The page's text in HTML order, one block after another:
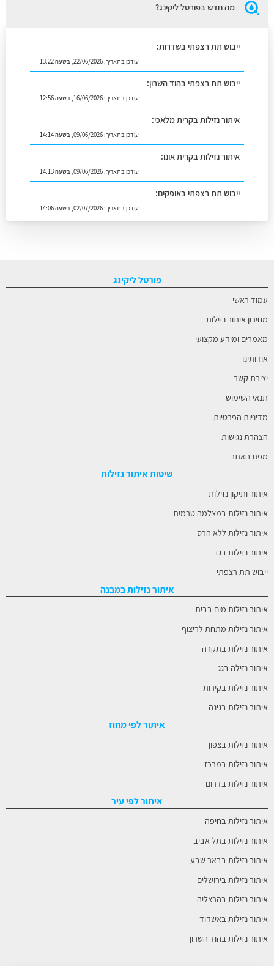
מה חדש בפורטל ליקינג?
ייבוש תת רצפתי בשדרות:
עודכן בתאריך:22/06/2026, בשעה 13:22
ייבוש תת רצפתי בהוד השרון:
עודכן בתאריך:16/06/2026, בשעה 12:56
איתור נזילות בקרית מלאכי:
עודכן בתאריך:09/06/2026, בשעה 14:14
איתור נזילות בקרית אונו:
עודכן בתאריך:09/06/2026, בשעה 14:13
ייבוש תת רצפתי באופקים:
עודכן בתאריך:02/07/2026, בשעה 14:06
פורטל ליקינג
עמוד ראשי
מחירון איתור נזילות
מאמרים ומידע מקצועי
אודותינו
יצירת קשר
תנאי השימוש
מדיניות הפרטיות
הצהרת נגישות
מפת האתר
שיטות איתור נזילות
איתור ותיקון נזילות
איתור נזילות במצלמה טרמית
איתור נזילות ללא הרס
איתור נזילות בגז
ייבוש תת רצפתי
איתור נזילות במבנה
איתור נזילות מים בבית
איתור נזילות מתחת לריצוף
איתור נזילות בתקרה
איתור נזילה בגג
איתור נזילות בקירות
איתור נזילות בגינה
איתור לפי מחוז
איתור נזילות בצפון
איתור נזילות במרכז
איתור נזילות בדרום
איתור לפי עיר
איתור נזילות בחיפה
איתור נזילות בתל אביב
איתור נזילות בבאר שבע
איתור נזילות בירושלים
איתור נזילות בהרצליה
איתור נזילות באשדוד
איתור נזילות בהוד השרון